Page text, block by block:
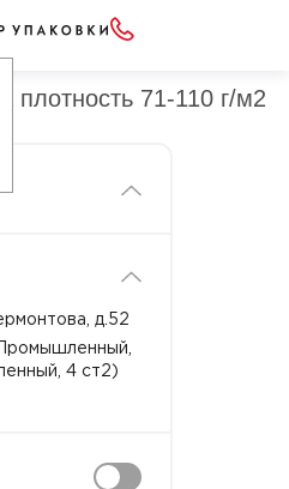
плотность 71-110 г/м2
д.52
4 ст2)